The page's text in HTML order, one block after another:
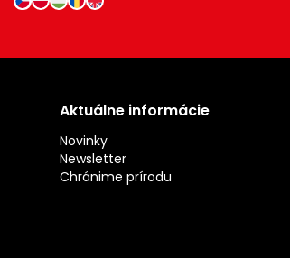
Aktuálne informácie
Novinky
Newsletter
Chránime prírodu